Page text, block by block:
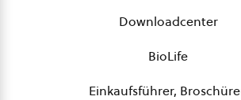
Downloadcenter
BioLife
Einkaufsführer,